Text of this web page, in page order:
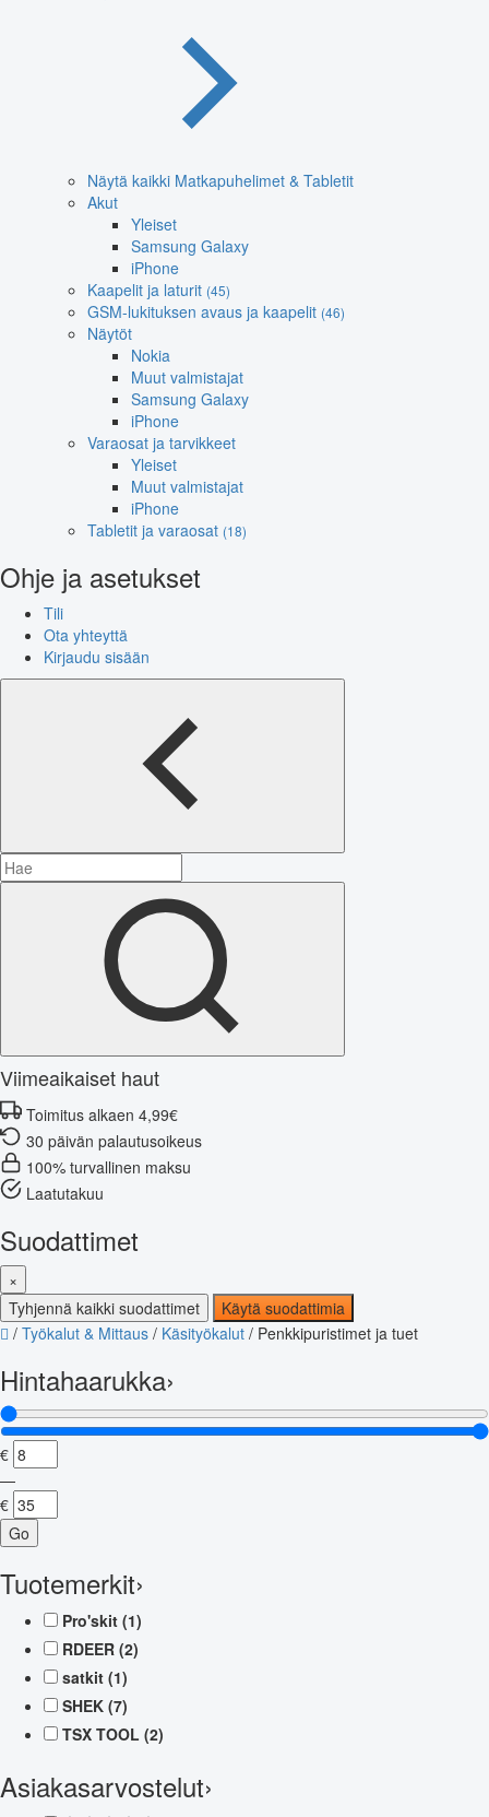
Näytä kaikki Matkapuhelimet & Tabletit
Akut
Yleiset
Samsung Galaxy
iPhone
Kaapelit ja laturit (45)
GSM-lukituksen avaus ja kaapelit (46)
Näytöt
Nokia
Muut valmistajat
Samsung Galaxy
iPhone
Varaosat ja tarvikkeet
Yleiset
Muut valmistajat
iPhone
Tabletit ja varaosat (18)
Ohje ja asetukset
Tili
Ota yhteyttä
Kirjaudu sisään
Viimeaikaiset haut
Toimitus alkaen 4,99€
30 päivän palautusoikeus
100% turvallinen maksu
Laatutakuu
Suodattimet
×
Tyhjennä kaikki suodattimet
Käytä suodattimia
/ Työkalut & Mittaus / Käsityökalut / Penkkipuristimet ja tuet
Hintahaarukka›
€
—
€
Go
Tuotemerkit›
Pro'skit (1)
RDEER (2)
satkit (1)
SHEK (7)
TSX TOOL (2)
Asiakasarvostelut›